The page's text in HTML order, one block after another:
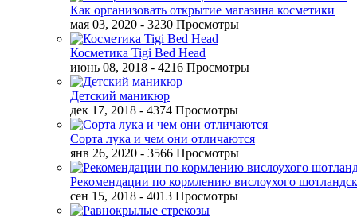
Как организовать открытие магазина косметики
мая 03, 2020 - 3230 Просмотры
Косметика Tigi Bed Head
июнь 08, 2018 - 4216 Просмотры
Детский маникюр
дек 17, 2018 - 4374 Просмотры
Сорта лука и чем они отличаются
янв 26, 2020 - 3566 Просмотры
Рекомендации по кормлению вислоухого
сен 15, 2018 - 4013 Просмотры